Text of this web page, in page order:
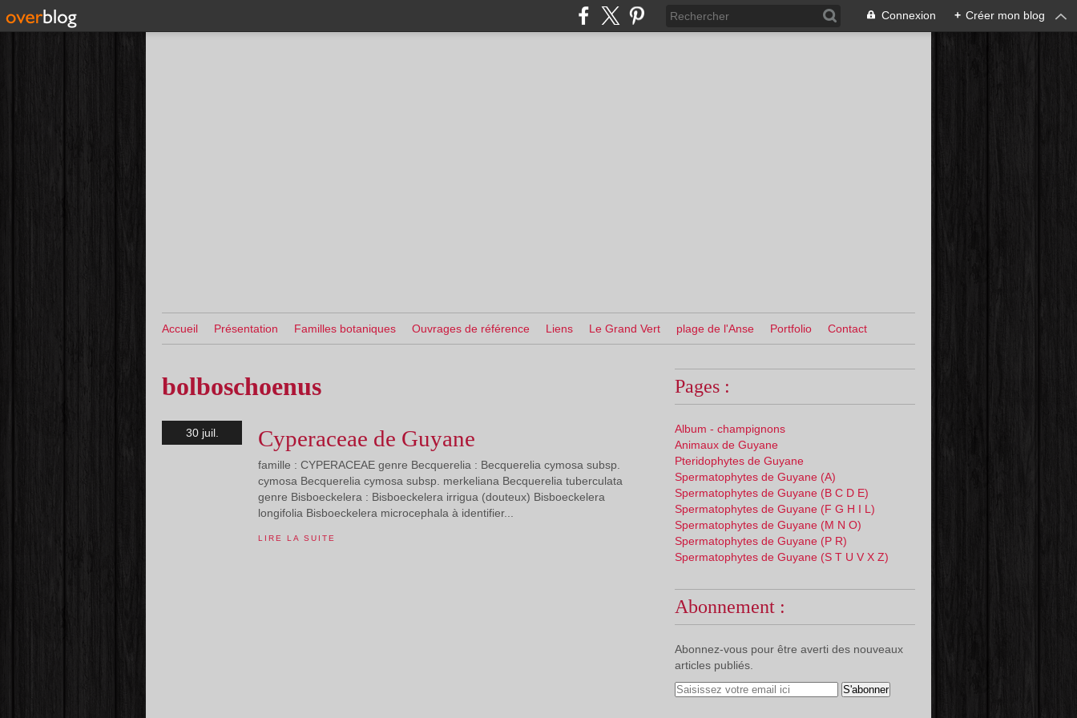
Connexion + Créer mon blog
Accueil Présentation Familles botaniques Ouvrages de référence Liens Le Grand Vert plage de l'Anse Portfolio Contact
bolboschoenus
30 juil. Cyperaceae de Guyane
famille : CYPERACEAE genre Becquerelia : Becquerelia cymosa subsp.
cymosa Becquerelia cymosa subsp. merkeliana Becquerelia tuberculata
genre Bisboeckelera : Bisboeckelera irrigua (douteux) Bisboeckelera
longifolia Bisboeckelera microcephala à identifier...
LIRE LA SUITE
Pages :
Album - champignons
Animaux de Guyane
Pteridophytes de Guyane
Spermatophytes de Guyane (A)
Spermatophytes de Guyane (B C D E)
Spermatophytes de Guyane (F G H I L)
Spermatophytes de Guyane (M N O)
Spermatophytes de Guyane (P R)
Spermatophytes de Guyane (S T U V X Z)
Abonnement :
Abonnez-vous pour être averti des nouveaux
articles publiés.